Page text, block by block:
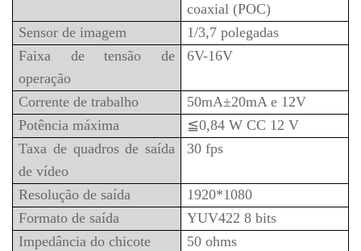
coaxial (POC)
Sensor de imagem
1/3,7 polegadas
Faixa de tensão de
operação
6V-16V
Corrente de trabalho
50mA±20mA e 12V
Potência máxima
≦0,84 W CC 12 V
Taxa de quadros de saída
de vídeo
30 fps
Resolução de saída
1920*1080
Formato de saída
YUV422 8 bits
Impedância do chicote
50 ohms